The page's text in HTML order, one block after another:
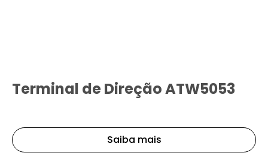
Terminal de Direção ATW5053
Saiba mais